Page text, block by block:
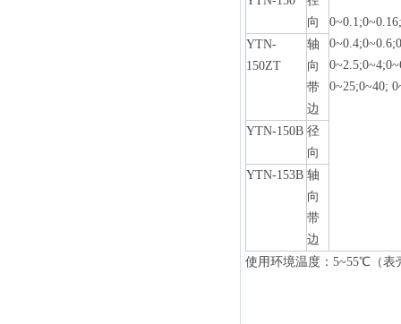
向
0~25;0~40;
YTN-
150ZT
轴
向
带
边
YTN-150B 径
向
YTN-153B 轴
向
带
边
使用环境温度：5~55℃ （